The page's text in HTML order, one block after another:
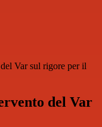
Var sul rigore per il
del Var